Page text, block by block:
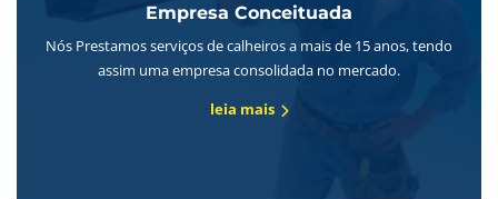
Empresa Conceituada
Nós Prestamos serviços de calheiros a mais de 15 anos, tendo
assim uma empresa consolidada no mercado.
leia mais